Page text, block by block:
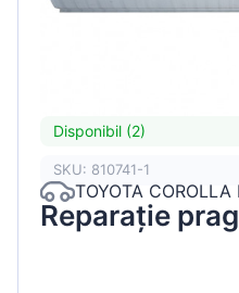
Disponibil (2)
SKU: 810741-1
TOYOTA
Reparație